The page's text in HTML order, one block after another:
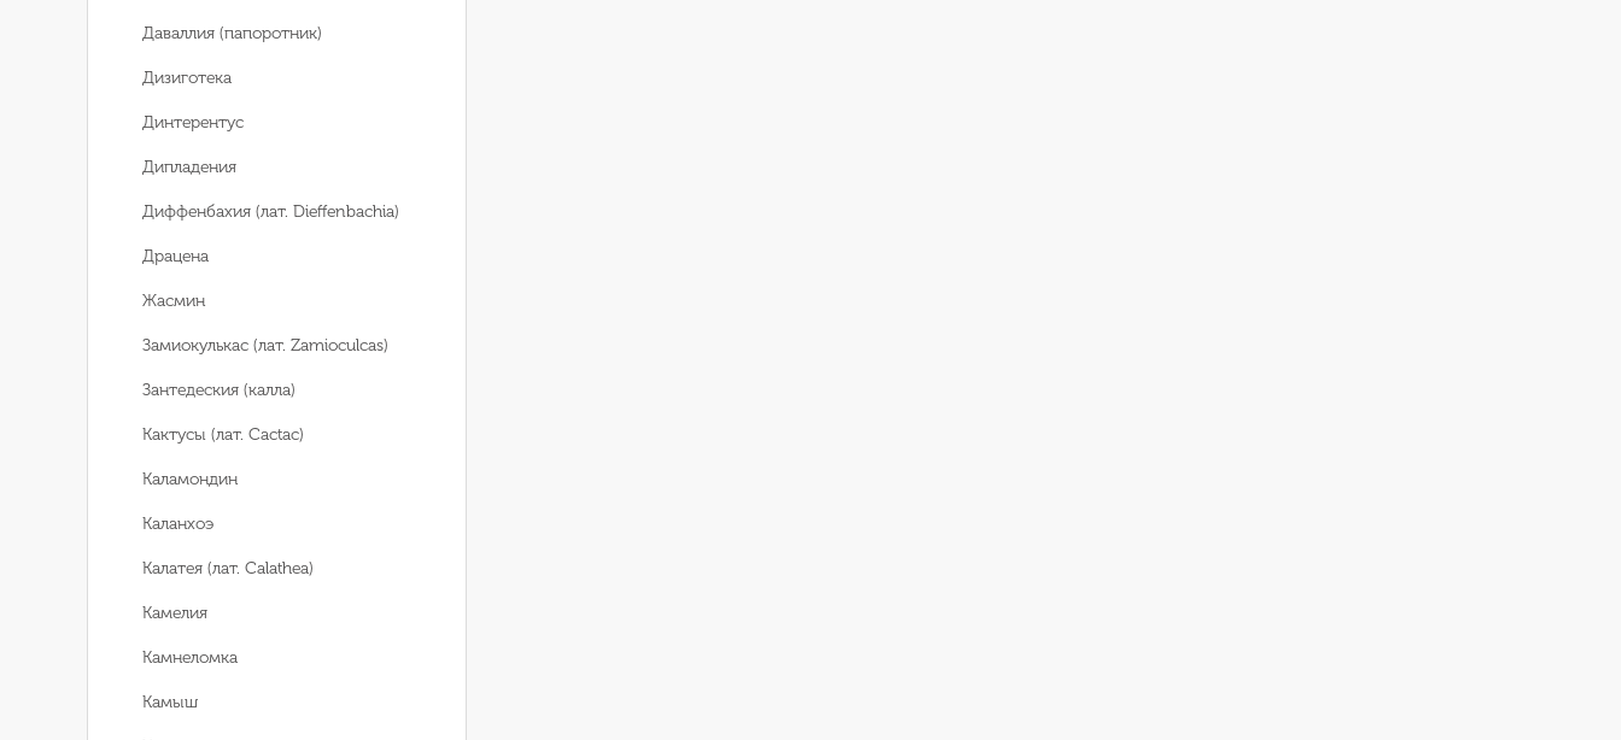
Даваллия (папоротник)
Дизиготека
Динтерентус
Дипладения
Диффенбахия (лат. Dieffenbachia)
Драцена
Жасмин
Замиокулькас (лат. Zamioculcas)
Зантедеския (калла)
Кактусы (лат. Cactac)
Каламондин
Каланхоэ
Калатея (лат. Calathea)
Камелия
Камнеломка
Камыш